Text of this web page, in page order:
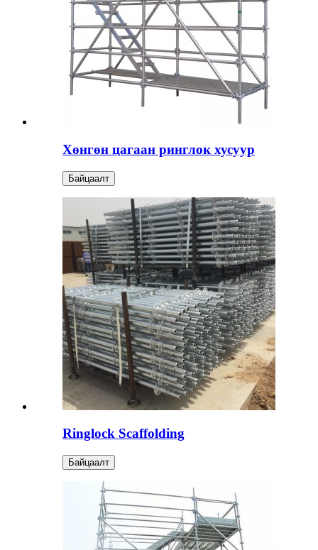
Хөнгөн цагаан ринглок хусуур
Байцаалт
Ringlock Scaffolding
Байцаалт